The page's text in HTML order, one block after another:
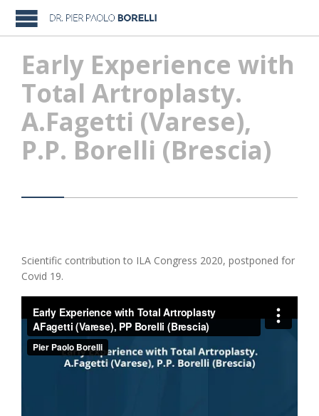
Early Experience with
Total Artroplasty.
A.Fagetti (Varese),
P.P. Borelli (Brescia)
Scientific contribution to ILA Congress 2020, postponed for
Covid 19.